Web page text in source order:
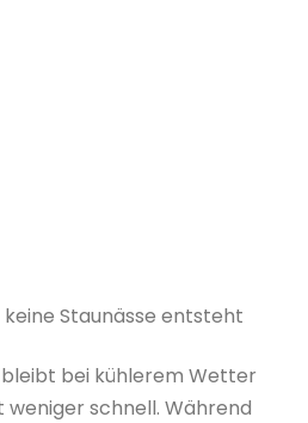
Staunässe entsteht
bei kühlerem Wetter
schnell. Während